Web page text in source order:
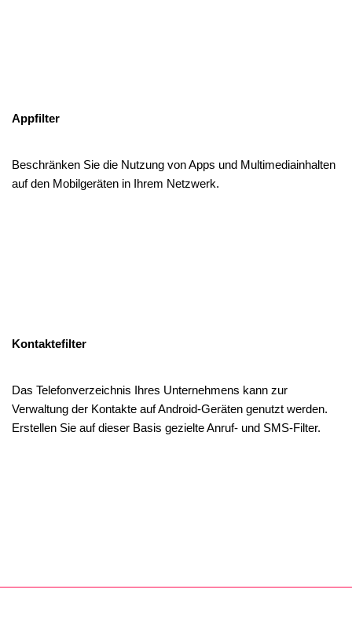
Appfilter
Beschränken Sie die Nutzung von Apps und Multimediainhalten
auf den Mobilgeräten in Ihrem Netzwerk.
Kontaktefilter
Das Telefonverzeichnis Ihres Unternehmens kann zur
Verwaltung der Kontakte auf Android-Geräten genutzt werden.
Erstellen Sie auf dieser Basis gezielte Anruf- und SMS-Filter.